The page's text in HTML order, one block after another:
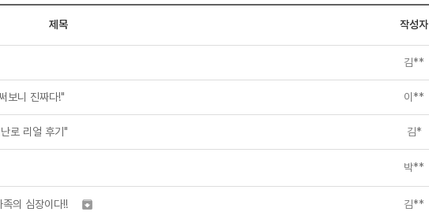
제목 작성자
김**
보니 진짜다!" 이**
로 리얼 후기" 김*
박**
의 심장이다!!  김**